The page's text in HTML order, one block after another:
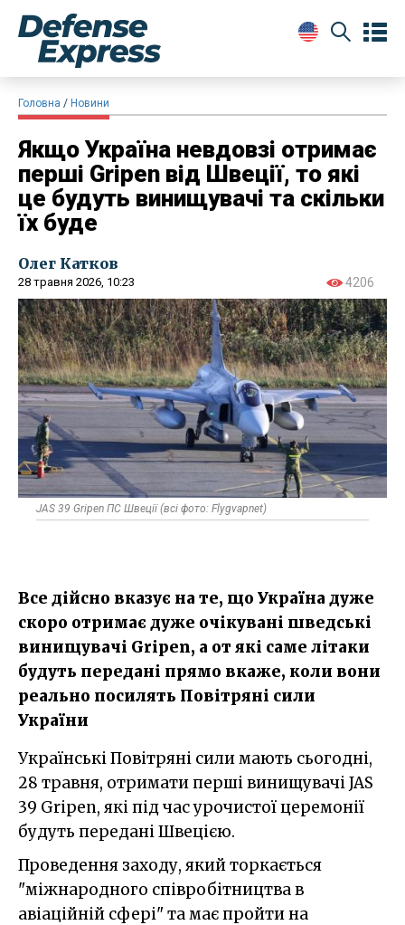
Головна Новини
Якщо Україна невдовзі отримає
перші Gripen від Швеції, то які
це будуть винищувачі та скільки
їх буде
Олег Катков
28 травня 2026, 10:23 4206
JAS 39 Gripen ПС Швеції (всі фото: Flygvapnet)
Все дійсно вказує на те, що Україна дуже
скоро отримає дуже очікувані шведські
винищувачі Gripen, а от які саме літаки
будуть передані прямо вкаже, коли вони
реально посилять Повітряні сили
України
Українські Повітряні сили мають сьогодні,
28 травня, отримати перші винищувачі JAS
39 Gripen, які під час урочистої церемонії
будуть передані Швецією.
Проведення заходу, який торкається
"міжнародного співробітництва в
авіаційній сфері" та має пройти на